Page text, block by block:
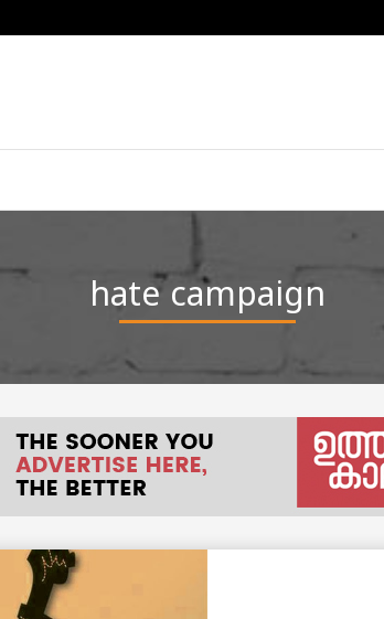
hate campaign